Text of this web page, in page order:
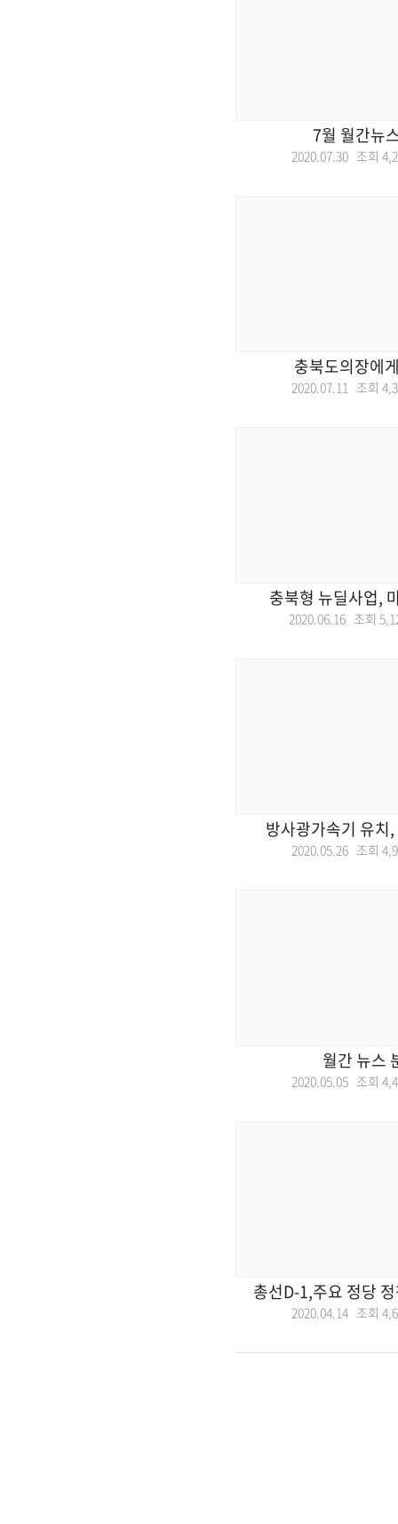
7월 월간뉴
2020.07.30 조회
충북도의장에
2020.07.11 조회
충북형 뉴딜사업,
2020.06.16 조회
방사광가속기 유치
2020.05.26 조회
월간 뉴스
2020.05.05 조회
총선D-1,주요 정당
2020.04.14 조회